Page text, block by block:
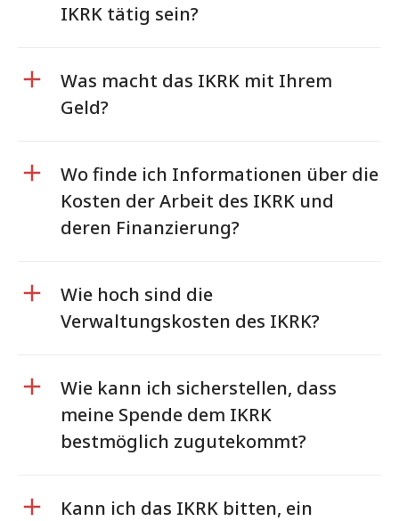
IKRK tätig sein?
Was macht das IKRK mit Ihrem
Geld?
Wo finde ich Informationen über die
Kosten der Arbeit des IKRK und
deren Finanzierung?
Wie hoch sind die
Verwaltungskosten des IKRK?
Wie kann ich sicherstellen, dass
meine Spende dem IKRK
bestmöglich zugutekommt?
Kann ich das IKRK bitten, ein